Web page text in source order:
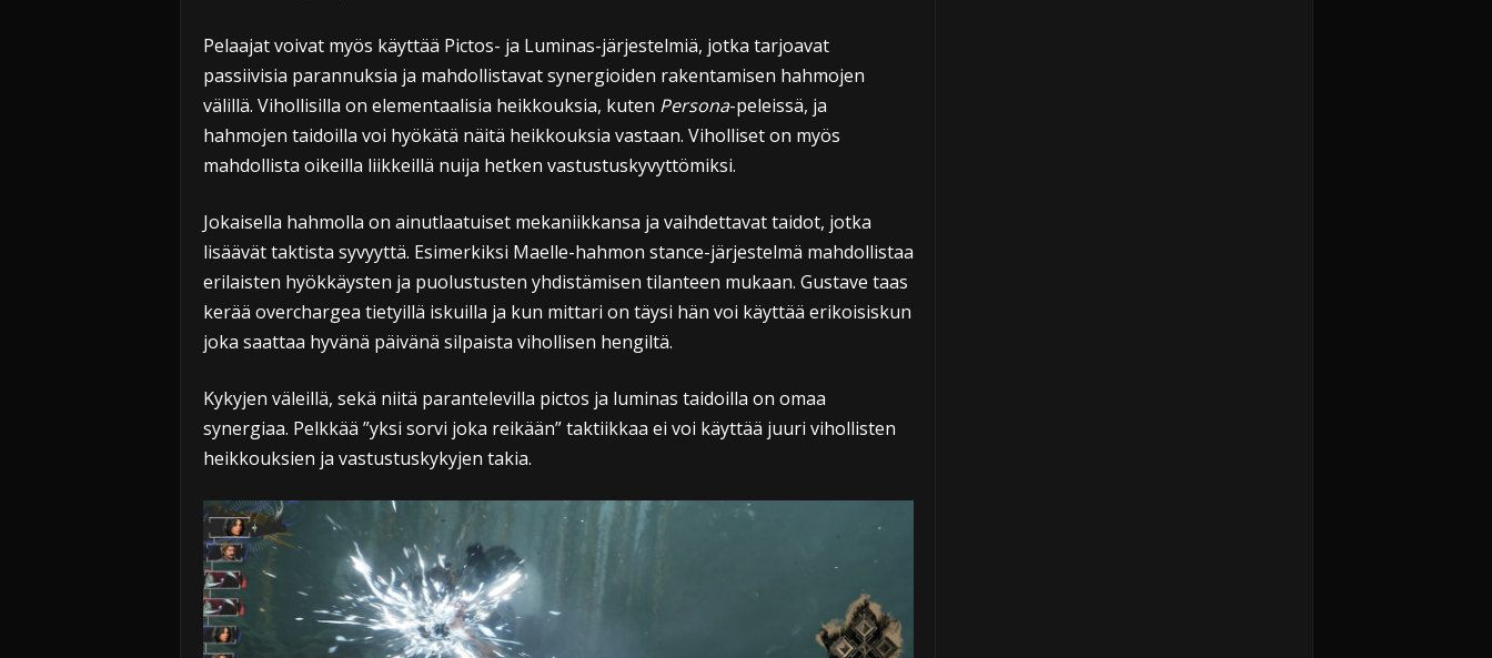
Pelaajat voivat myös käyttää Pictos- ja Luminas-järjestelmiä, jotka tarjoavat
passiivisia parannuksia ja mahdollistavat synergioiden rakentamisen hahmojen
välillä. Vihollisilla on elementaalisia heikkouksia, kuten Persona-peleissä, ja
hahmojen taidoilla voi hyökätä näitä heikkouksia vastaan. Viholliset on myös
mahdollista oikeilla liikkeillä nuija hetken vastustuskyvyttömiksi.
Jokaisella hahmolla on ainutlaatuiset mekaniikkansa ja vaihdettavat taidot, jotka
lisäävät taktista syvyyttä. Esimerkiksi Maelle-hahmon stance-järjestelmä mahdollistaa
erilaisten hyökkäysten ja puolustusten yhdistämisen tilanteen mukaan. Gustave taas
kerää overchargea tietyillä iskuilla ja kun mittari on täysi hän voi käyttää erikoisiskun
joka saattaa hyvänä päivänä silpaista vihollisen hengiltä.
Kykyjen väleillä, sekä niitä parantelevilla pictos ja luminas taidoilla on omaa
synergiaa. Pelkkää ”yksi sorvi joka reikään” taktiikkaa ei voi käyttää juuri vihollisten
heikkouksien ja vastustuskykyjen takia.